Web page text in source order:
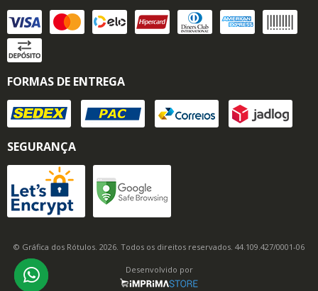
FORMAS DE ENTREGA
SEGURANÇA
© Gráfica dos Rótulos. 2026. Todos os direitos reservados. 44.109.427/0001-06
Desenvolvido por